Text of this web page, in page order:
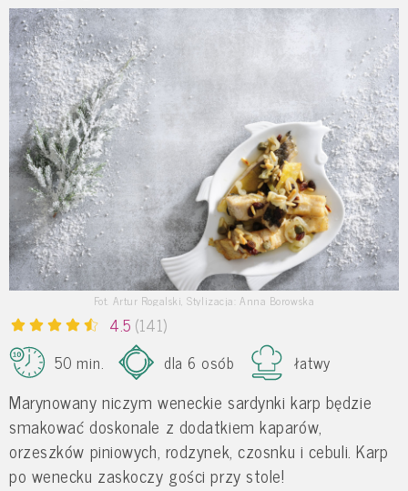
Fot. Artur Rogalski, Stylizacja: Anna Borowska
4.5 (141)
50 min.
dla 6 osób łatwy
Marynowany niczym weneckie sardynki karp będzie
smakować doskonale z dodatkiem kaparów,
orzeszków piniowych, rodzynek, czosnku i cebuli. Karp
po wenecku zaskoczy gości przy stole!